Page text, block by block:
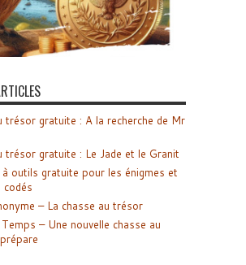
trésor gratuite : A la recherche de Mr
trésor gratuite : Le Jade et le Granit
outils gratuite pour les énigmes et
codés
– La chasse au trésor
Temps – Une nouvelle chasse au